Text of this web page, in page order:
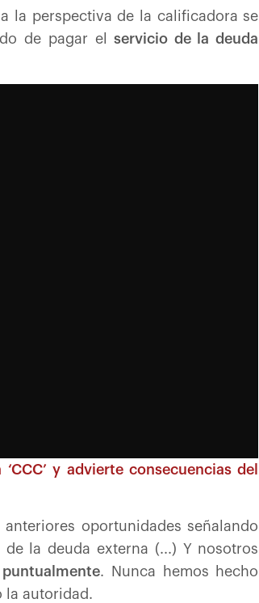
la perspectiva de la calificadora se
de pagar el
servicio de la deuda
y advierte consecuencias del
oportunidades señalando
la deuda externa (...) Y nosotros
. Nunca hemos hecho
la autoridad.